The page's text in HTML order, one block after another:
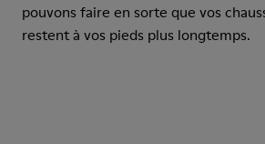
pouvons faire en sorte que vos
restent à vos pieds plus longtemps.